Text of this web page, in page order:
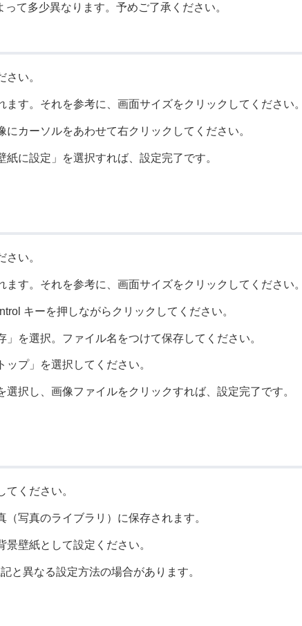
て多少異なります。予めご了承ください。
い。
す。それを参考に、画面サイズをクリックしてください
カーソルをあわせて右クリックしてください。
に設定」を選択すれば、設定完了です。
い。
す。それを参考に、画面サイズをクリックしてください
キーを押しながらクリックしてください。
を選択。ファイル名をつけて保存してください。
ップ」を選択してください。
択し、画像ファイルをクリックすれば、設定完了です。
ください。
写真のライブラリ）に保存されます。
壁紙として設定ください。
と異なる設定方法の場合があります。